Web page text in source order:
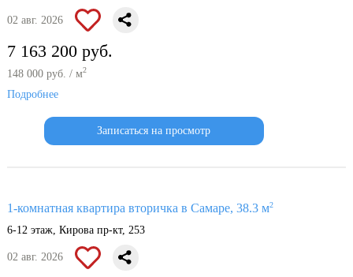
02 авг. 2026
7 163 200 руб.
148 000 руб. / м2
Подробнее
Записаться на просмотр
1-комнатная квартира вторичка в Самаре, 38.3 м2
6-12 этаж, Кирова пр-кт, 253
02 авг. 2026